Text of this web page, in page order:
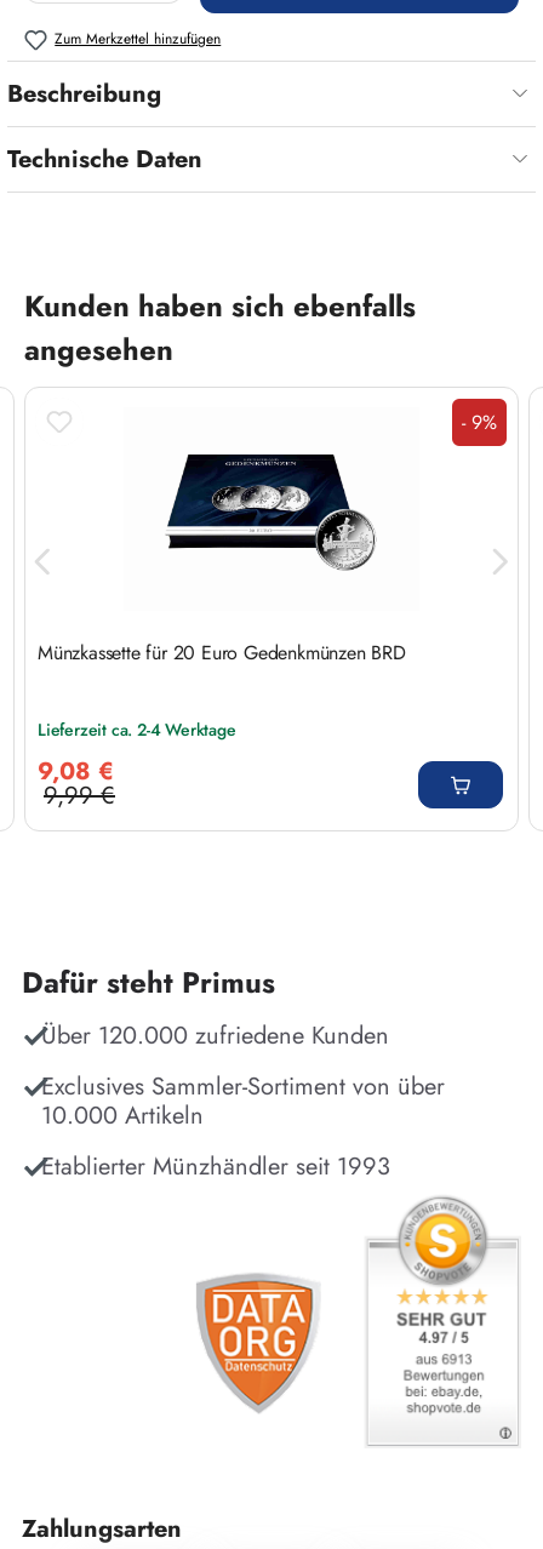
Zum Merkzettel hinzufügen
Beschreibung
Technische Daten
Produktgalerie überspringen
Kunden haben sich ebenfalls
angesehen
Rabatt
- 9%
Münzkassette für 20 Euro Gedenkmünzen BRD
Lieferzeit ca. 2-4 Werktage
9,08 €
Regulärer Preis:
9,99 €
Dafür steht Primus
Über 120.000 zufriedene Kunden
Exclusives Sammler-Sortiment von über
10.000 Artikeln
Etablierter Münzhändler seit 1993
Zahlungsarten